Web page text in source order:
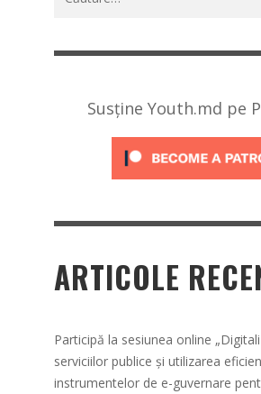
Susține Youth.md pe
ARTICOLE
Participă la sesiunea online
serviciilor publice și utilizarea
instrumentelor de e-guvernare